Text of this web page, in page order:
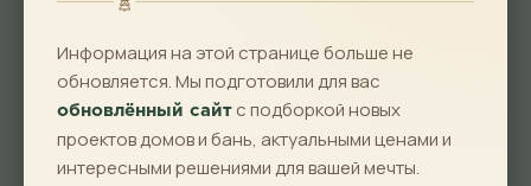
Информация на этой странице больше не
обновляется. Мы подготовили для вас
обновлённый сайт с подборкой новых
проектов домов и бань, актуальными ценами и
интересными решениями для вашей мечты.
Материал
Показать Сбросить